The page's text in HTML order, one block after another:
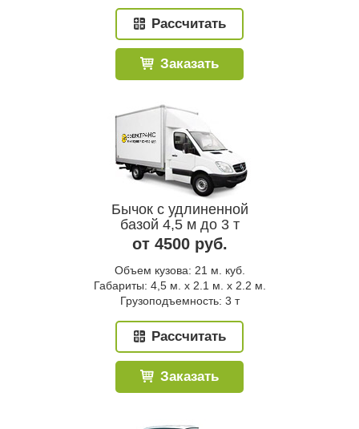
Рассчитать
Заказать
Бычок с удлиненной
базой 4,5 м до 3 т
от 4500 руб.
Объем кузова: 21 м. куб.
Габариты: 4,5 м. x 2.1 м. x 2.2 м.
Грузоподъемность: 3 т
Рассчитать
Заказать